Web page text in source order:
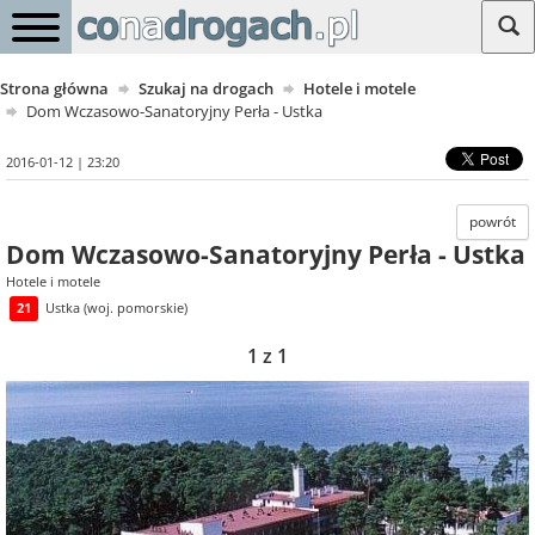
Strona główna Szukaj na drogach
Hotele i motele
Dom Wczasowo-Sanatoryjny Perła - Ustka
2016-01-12 | 23:20
powrót
Dom Wczasowo-Sanatoryjny Perła - Ustka
Hotele i motele
21
Ustka (woj. pomorskie)
1 z 1